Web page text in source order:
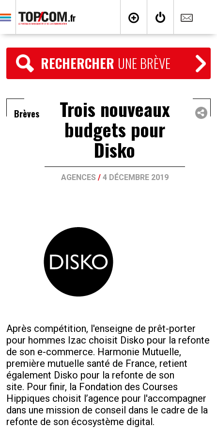
RECHERCHER UNE BRÈVE
Brèves Trois nouveaux
budgets pour
Disko
AGENCES / 4 DÉCEMBRE 2019
Après compétition, l'enseigne de prêt-porter
pour hommes Izac choisit Disko pour la refonte
de son e-commerce. Harmonie Mutuelle,
première mutuelle santé de France, retient
également Disko pour la refonte de son
site. Pour finir, la Fondation des Courses
Hippiques choisit l’agence pour l'accompagner
dans une mission de conseil dans le cadre de la
refonte de son écosystème digital.